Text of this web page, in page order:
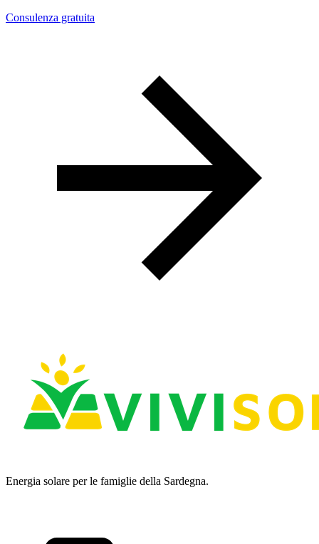
Consulenza gratuita
Energia solare per le famiglie della Sardegna.